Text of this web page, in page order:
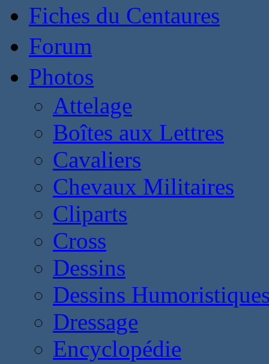
Fiches du Centaures
Forum
Photos
Attelage
Boîtes aux Lettres
Cavaliers
Chevaux Militaires
Cliparts
Cross
Dessins
Dessins
Dressage
Encyclopédie